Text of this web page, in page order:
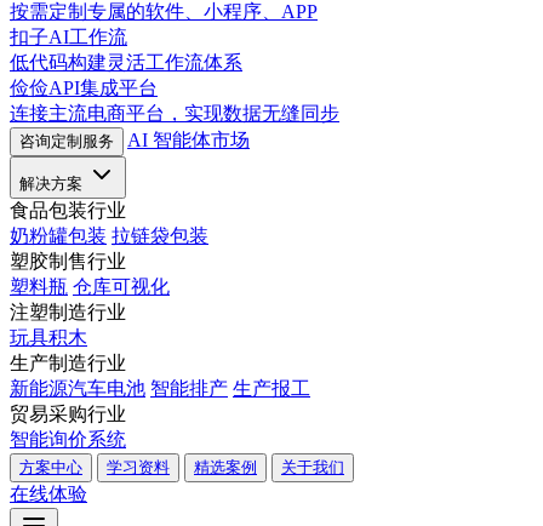
按需定制专属的软件、小程序、APP
扣子AI工作流
低代码构建灵活工作流体系
俭俭API集成平台
连接主流电商平台，实现数据无缝同步
咨询定制服务 AI 智能体市场
解决方案
食品包装行业
奶粉罐包装 拉链袋包装
塑胶制售行业
塑料瓶 仓库可视化
注塑制造行业
玩具积木
生产制造行业
新能源汽车电池 智能排产 生产报工
贸易采购行业
智能询价系统
方案中心 学习资料 精选案例 关于我们
在线体验